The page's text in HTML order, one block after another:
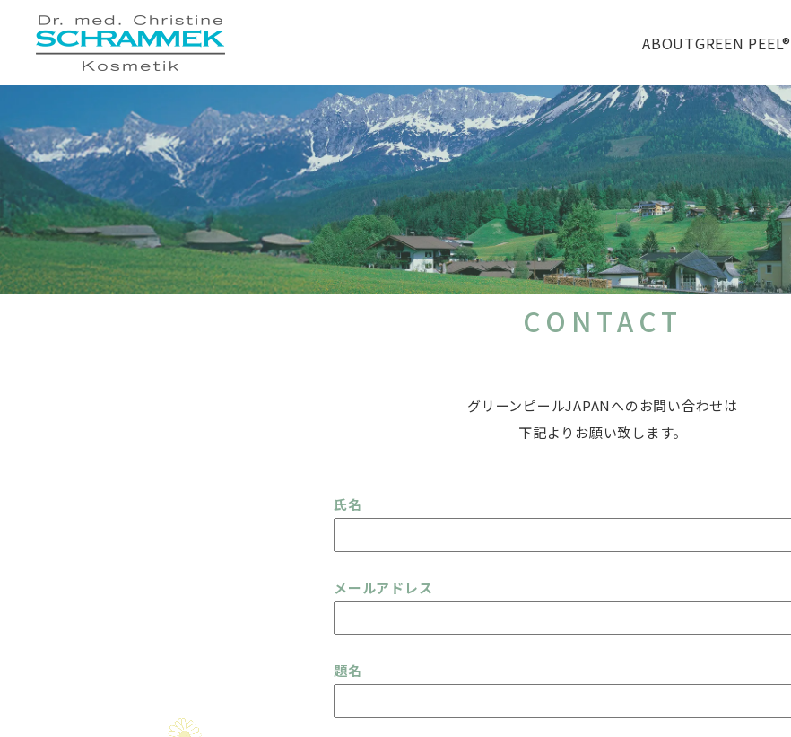
ABOUTGREEN PEEL®
CONTACT
グリーンピールJAPANへのお問い合わせは
下記よりお願い致します。
氏名
メールアドレス
題名